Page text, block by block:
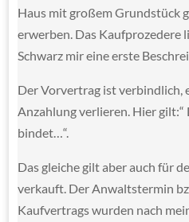
Haus mit großem Grundstück
erwerben. Das Kaufprozedere
Schwarz mir eine erste
Der Vorvertrag ist verbindlich,
Anzahlung verlieren. Hier
bindet…“.
Das gleiche gilt aber auch für
verkauft. Der Anwaltstermin
Kaufvertrags wurden nach